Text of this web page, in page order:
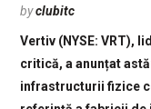
byclubitc
Vertiv (NYSE: VRT),
critică, a anunțat
infrastructurii fizice